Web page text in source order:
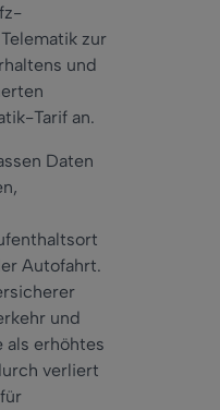
zur
und
Tarif an.
Daten
Autofahrt.
und
als erhöhtes
verliert